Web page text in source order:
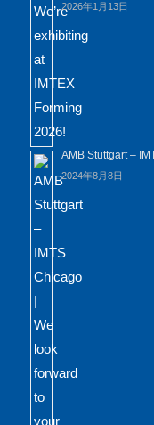
2026年1月13日
AMB Stuttgart –
2024年8月8日